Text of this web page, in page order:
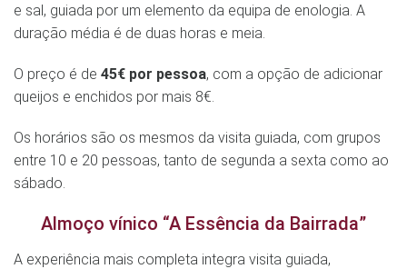
e sal, guiada por um elemento da equipa de enologia. A
duração média é de duas horas e meia.
O preço é de 45€ por pessoa, com a opção de adicionar
queijos e enchidos por mais 8€.
Os horários são os mesmos da visita guiada, com grupos
entre 10 e 20 pessoas, tanto de segunda a sexta como ao
sábado.
Almoço vínico “A Essência da Bairrada”
A experiência mais completa integra visita guiada,